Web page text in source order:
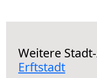
Weitere
Erftstadt